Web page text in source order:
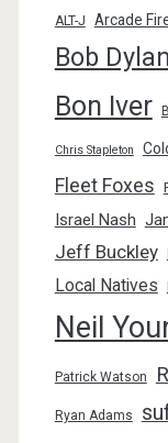
ALT-J Arcade
Bob Dylan
Bon Iver
Chris Stapleton
Fleet Foxes
Israel Nash
Jeff Buckley
Local Natives
Neil
Patrick Watson
Ryan Adams